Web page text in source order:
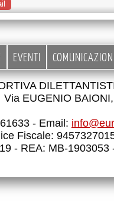
EVENTI
Via EUGENIO
- Email:
Fiscale:
- REA: MB-